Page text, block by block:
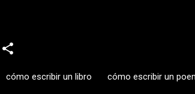
cómo escribir un libro cómo escribir un